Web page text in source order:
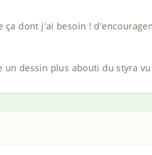
dont j'ai besoin !
un dessin plus abouti du styra